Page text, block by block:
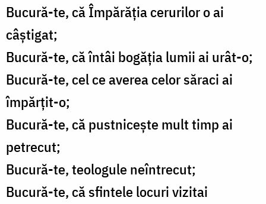
Bucură-te, că Împărăția cerurilor o ai
câștigat;
Bucură-te, că întâi bogăția lumii ai urât-o;
Bucură-te, cel ce averea celor săraci ai
împărțit-o;
Bucură-te, că pustnicește mult timp ai
petrecut;
Bucură-te, teologule neîntrecut;
Bucură-te, că sfintele locuri vizitai